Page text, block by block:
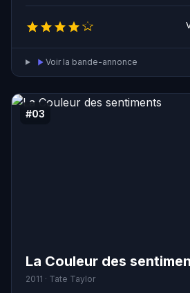
Voir la bande-annonce
#03
La Couleur des
2011 · Tate Taylor